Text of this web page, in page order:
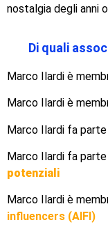
nostalgia degli anni
Di quali
Marco Ilardi è
Marco Ilardi è
Marco Ilardi fa
Marco Ilardi fa
potenziali
Marco Ilardi è
influencers (AIFI)